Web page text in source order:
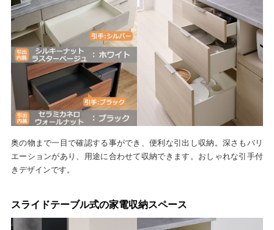
奥の物まで一目で確認する事ができ、便利な引出し収納。深さもバリ
エーションがあり、用途に合わせて収納できます。おしゃれな引手付
きデザインです。
スライドテーブル式の家電収納スペース